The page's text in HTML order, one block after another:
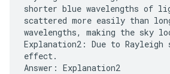
shorter blue wavelengths of
scattered more easily than
wavelengths, making the sky
Explanation2: Due to Rayleigh
effect.
Answer: Explanation2